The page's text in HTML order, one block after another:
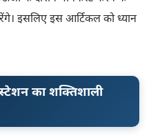
इसलिए इस आर्टिकल को ध्यान
का शक्तिशाली